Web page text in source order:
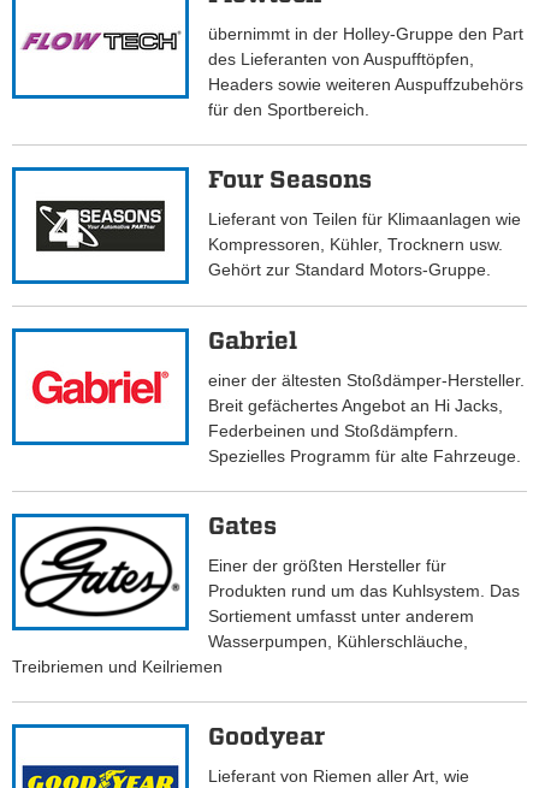
übernimmt in der Holley-Gruppe den Part
des Lieferanten von Auspufftöpfen,
Headers sowie weiteren Auspuffzubehörs
für den Sportbereich.
Four Seasons
Lieferant von Teilen für Klimaanlagen wie
Kompressoren, Kühler, Trocknern usw.
Gehört zur Standard Motors-Gruppe.
Gabriel
einer der ältesten Stoßdämper-Hersteller.
Breit gefächertes Angebot an Hi Jacks,
Federbeinen und Stoßdämpfern.
Spezielles Programm für alte Fahrzeuge.
Gates
Einer der größten Hersteller für
Produkten rund um das Kuhlsystem. Das
Sortiement umfasst unter anderem
Wasserpumpen, Kühlerschläuche,
Treibriemen und Keilriemen
Goodyear
Lieferant von Riemen aller Art, wie